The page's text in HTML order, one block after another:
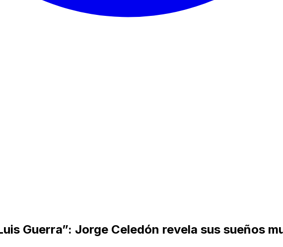
Guerra”: Jorge Celedón revela sus sueños